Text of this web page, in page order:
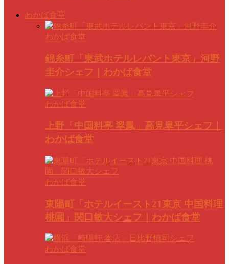
わかば食堂
わかば食堂
錦糸町「東武ホテルレバント東京」河野
圭介シェフ｜わかば食堂
わかば食堂
上野「中国料亭 翠鳳」高見皐平シェフ｜
わかば食堂
わかば食堂
東陽町「ホテルイースト21東京 中国料理
桃園」関口敏大シェフ｜わかば食堂
わかば食堂